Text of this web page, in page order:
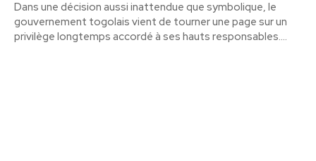
Dans une décision aussi inattendue que symbolique, le
gouvernement togolais vient de tourner une page sur un
privilège longtemps accordé à ses hauts responsables....